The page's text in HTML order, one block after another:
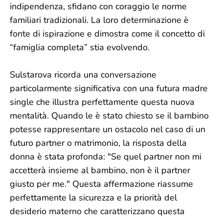
indipendenza, sfidano con coraggio le norme
familiari tradizionali. La loro determinazione è
fonte di ispirazione e dimostra come il concetto di
“famiglia completa” stia evolvendo.
Sulstarova ricorda una conversazione
particolarmente significativa con una futura madre
single che illustra perfettamente questa nuova
mentalità. Quando le è stato chiesto se il bambino
potesse rappresentare un ostacolo nel caso di un
futuro partner o matrimonio, la risposta della
donna è stata profonda: "Se quel partner non mi
accetterà insieme al bambino, non è il partner
giusto per me." Questa affermazione riassume
perfettamente la sicurezza e la priorità del
desiderio materno che caratterizzano questa